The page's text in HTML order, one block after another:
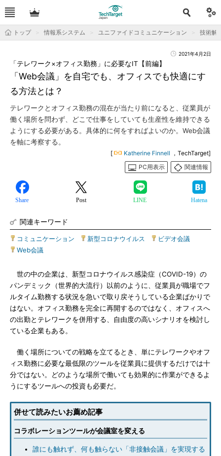
トップ 情報系システム ユニファイドコミュニケーション 技術解
2021年4月2日
「Web会議」を自宅でも、オフィスでも快適にす
る方法とは？
「テレワーク×オフィス勤務」に必要なIT【前編】
テレワークとオフィス勤務の混在が当たり前になると、従業員が
働く場所を問わず、どこで仕事をしていても生産性を維持できる
ようにする必要がある。具体的に何をすればよいのか。Web会議
を軸に考察する。
[ Katherine Finnell ，TechTarget]
PC用表示
関連情報
Share Post LINE Hatena
関連キーワード
コミュニケーション 新型コロナウイルス ビデオ会議
Web会議
世の中の企業は、新型コロナウイルス感染症（COVID-19）の
パンデミック（世界的大流行）以前のように、従業員が職場でフ
ルタイム勤務する状況を急いで取り戻そうしている企業ばかりで
はない。オフィス勤務を完全に再開するのではなく、オフィスへ
の出勤とテレワークを併用する、自由度の高いシナリオを検討し
ている企業もある。
働く場所についての戦略を立てるとき、単にテレワークやオフ
ィス勤務に必要な最低限のツールを従業員に提供するだけでは十
分ではない。どのような場所で働いても効果的に作業ができるよ
うにするツールへの投資も必要だ。
併せて読みたいお薦め記事
コラボレーションツールが会議室を変える
誰にも触れず、何も触らない「非接触会議」を実現する